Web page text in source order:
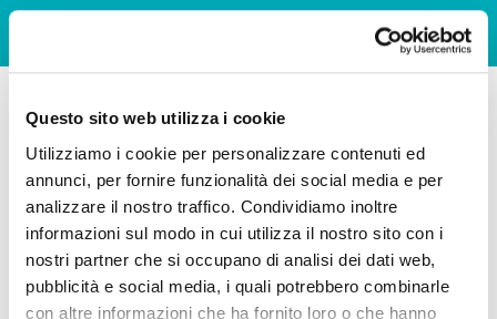
Questo sito web utilizza i cookie
Utilizziamo i cookie per personalizzare contenuti ed
annunci, per fornire funzionalità dei social media e per
analizzare il nostro traffico. Condividiamo inoltre
informazioni sul modo in cui utilizza il nostro sito con i
nostri partner che si occupano di analisi dei dati web,
pubblicità e social media, i quali potrebbero combinarle
con altre informazioni che ha fornito loro o che hanno